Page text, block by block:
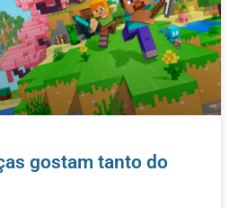
gostam tanto do